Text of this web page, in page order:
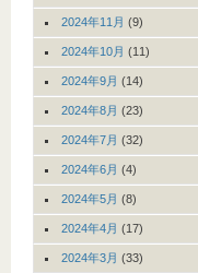
2024年11月 (9)
2024年10月 (11)
2024年9月 (14)
2024年8月 (23)
2024年7月 (32)
2024年6月 (4)
2024年5月 (8)
2024年4月 (17)
2024年3月 (33)